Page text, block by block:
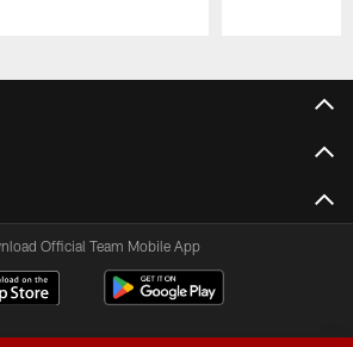
Official Team Mobile App